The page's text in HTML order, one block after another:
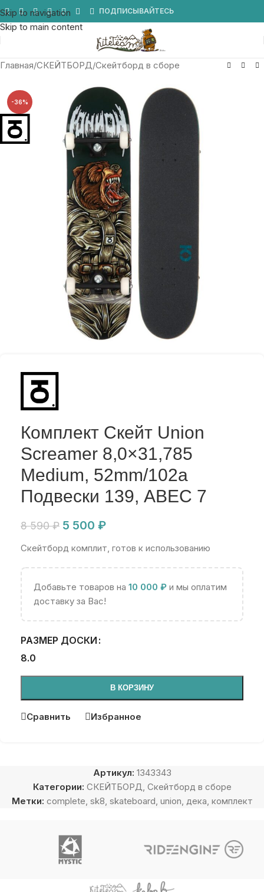
Skip to navigation
Skip to main content
ПОДПИСЫВАЙТЕСЬ
Главная/СКЕЙТБОРД/Скейтборд в сборе
-36%
Комплект Скейт Union
Screamer 8,0×31,785
Medium, 52mm/102a
Подвески 139, ABEC 7
8 590₽ 5 500 ₽
Скейтборд комплит, готов к использованию
Добавьте товаров на 10 000 ₽ и мы оплатим
доставку за Вас!
РАЗМЕР ДОСКИ
8.0
В КОРЗИНУ
Сравнить Избранное
Артикул: 1343343
Категории: СКЕЙТБОРД Скейтборд в сборе
Метки: complete sk8 skateboard union дека комплект